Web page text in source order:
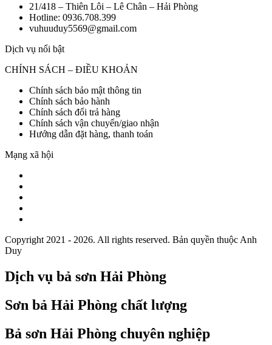
21/418 – Thiên Lôi – Lê Chân – Hải Phòng
Hotline: 0936.708.399
vuhuuduy5569@gmail.com
Dịch vụ nổi bật
CHÍNH SÁCH – ĐIỀU KHOẢN
Chính sách bảo mật thông tin
Chính sách bảo hành
Chính sách đổi trả hàng
Chính sách vận chuyển/giao nhận
Hướng dẫn đặt hàng, thanh toán
Mạng xã hội
Copyright 2021 - 2026. All rights reserved. Bản quyền thuộc Anh
Duy
Dịch vụ bả sơn Hải Phòng
Sơn bả Hải Phòng chất lượng
Bả sơn Hải Phòng chuyên nghiệp